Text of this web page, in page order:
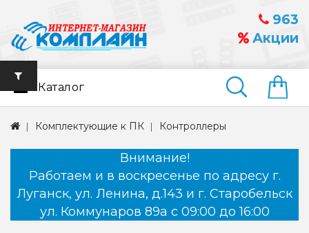
963
Акции
Найти
Каталог
Комплектующие к ПК Контроллеры
Внимание!
Работаем и в воскресенье по адресу г.
Луганск, ул. Ленина, д.143 и г. Старобельск
ул. Коммунаров 89а с 09:00 до 16:00